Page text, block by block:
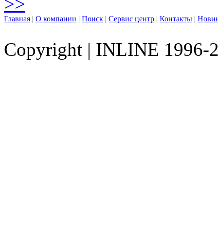
Главная | О компании | Поиск | Сервис центр | Контакты |
Copyright | INLINE 1996-